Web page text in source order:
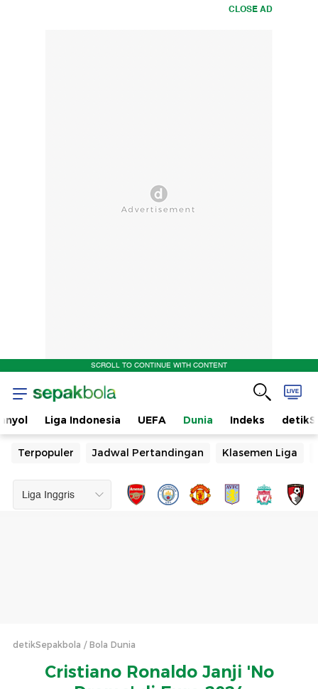
CLOSE AD
SCROLL TO CONTINUE WITH CONTENT
Liga Indonesia UEFA Dunia Indeks
Terpopuler Jadwal Pertandingan Klasemen Liga
detikSepakbola Bola Dunia
Cristiano Ronaldo Janji 'No